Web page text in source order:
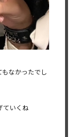
なかったでし
ていくね